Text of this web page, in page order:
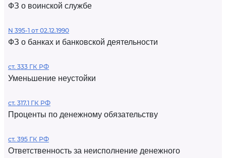
ФЗ о воинской службе
N 395-1 от 02.12.1990
ФЗ о банках и банковской деятельности
ст. 333 ГК РФ
Уменьшение неустойки
ст. 317.1 ГК РФ
Проценты по денежному обязательству
ст. 395 ГК РФ
Ответственность за неисполнение денежного